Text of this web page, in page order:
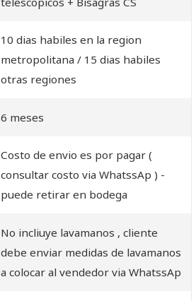
10 dias habiles en la region
metropolitana / 15 dias habiles
otras regiones
6 meses
Costo de envio es por pagar (
consultar costo via WhatssAp ) -
puede retirar en bodega
No incliuye lavamanos , cliente
debe enviar medidas de lavamanos
a colocar al vendedor via WhatssAp